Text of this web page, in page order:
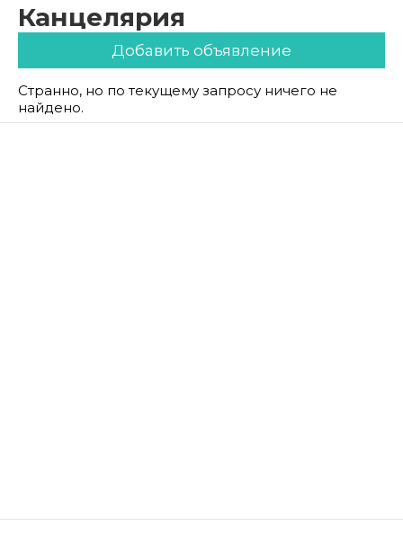
Канцелярия
Добавить объявление
Странно, но по текущему запросу ничего не
найдено.